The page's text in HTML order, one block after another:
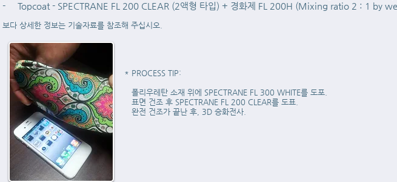
- Topcoat - SPECTRANE FL 200 CLEAR (2액형 타입) + 경화제 FL 200H (Mixing ratio 2 : 1 by
보다 상세한 정보는 기술자료를 참조해 주십시오.
* PROCESS TIP:
폴리우레탄 소재 위에 SPECTRANE FL 300 WHITE를 도포.
표면 건조 후 SPECTRANE FL 200 CLEAR를 도표.
완전 건조가 끝난 후, 3D 승화전사.